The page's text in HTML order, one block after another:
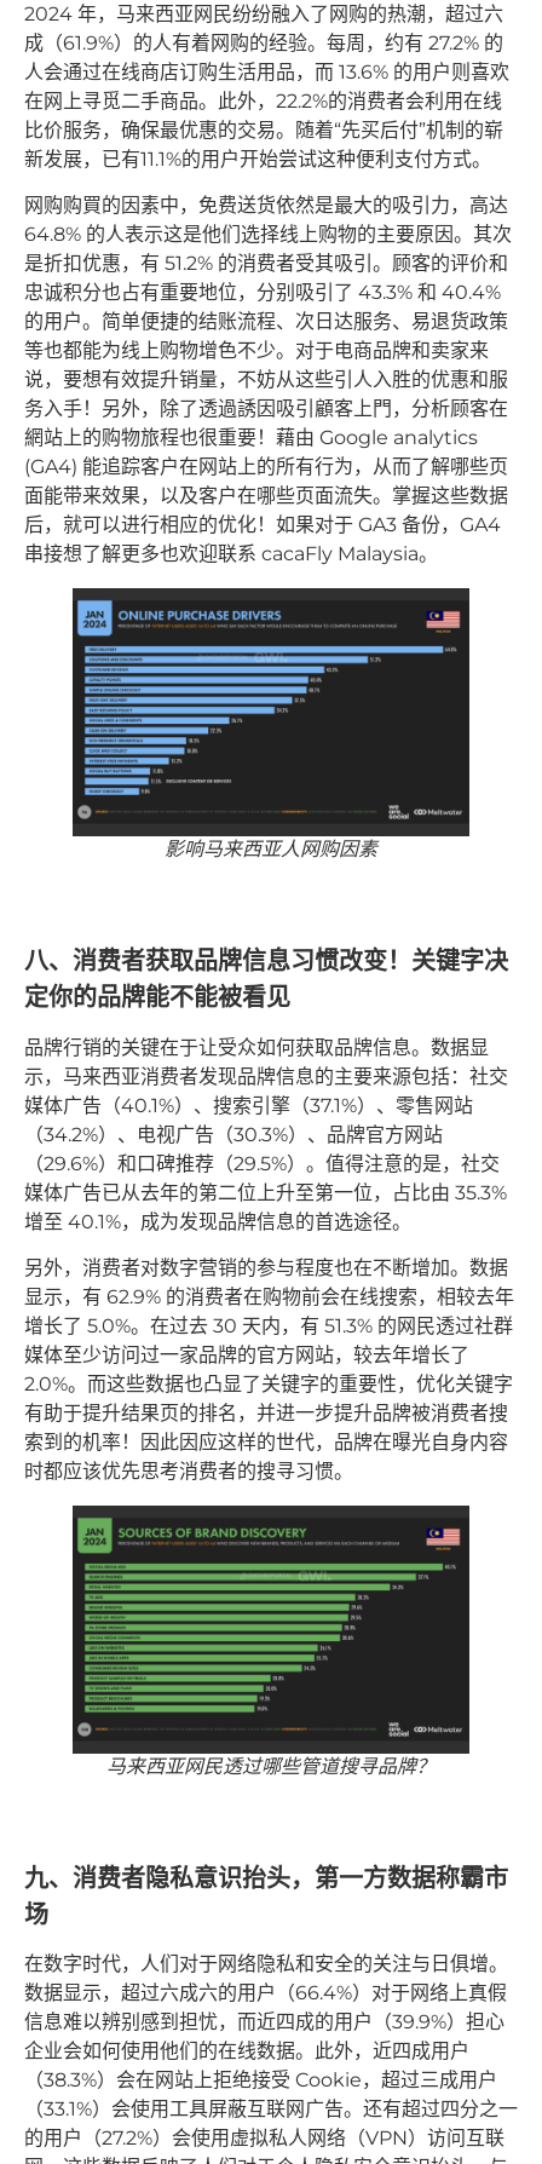
2024 年，马来西亚网民纷纷融入了网购的热潮，超过六
成（61.9%）的人有着网购的经验。每周，约有 27.2% 的
人会通过在线商店订购生活用品，而 13.6% 的用户则喜欢
在网上寻觅二手商品。此外，22.2%的消费者会利用在线
比价服务，确保最优惠的交易。随着“先买后付”机制的崭
新发展，已有11.1%的用户开始尝试这种便利支付方式。
网购购買的因素中，免费送货依然是最大的吸引力，高达
64.8% 的人表示这是他们选择线上购物的主要原因。其次
是折扣优惠，有 51.2% 的消费者受其吸引。顾客的评价和
忠诚积分也占有重要地位，分别吸引了 43.3% 和 40.4%
的用户。简单便捷的结账流程、次日达服务、易退货政策
等也都能为线上购物增色不少。对于电商品牌和卖家来
说，要想有效提升销量，不妨从这些引人入胜的优惠和服
务入手！另外，除了透過誘因吸引顧客上門，分析顾客在
網站上的购物旅程也很重要！藉由 Google analytics
(GA4) 能追踪客户在网站上的所有行为，从而了解哪些页
面能带来效果，以及客户在哪些页面流失。掌握这些数据
后，就可以进行相应的优化！如果对于 GA3 备份，GA4
串接想了解更多也欢迎联系 cacaFly Malaysia。
影响马来西亚人网购因素
八、消费者获取品牌信息习惯改变！关键字决
定你的品牌能不能被看见
品牌行销的关键在于让受众如何获取品牌信息。数据显
示，马来西亚消费者发现品牌信息的主要来源包括：社交
媒体广告（40.1%）、搜索引擎（37.1%）、零售网站
（34.2%）、电视广告（30.3%）、品牌官方网站
（29.6%）和口碑推荐（29.5%）。值得注意的是，社交
媒体广告已从去年的第二位上升至第一位，占比由 35.3%
增至 40.1%，成为发现品牌信息的首选途径。
另外，消费者对数字营销的参与程度也在不断增加。数据
显示，有 62.9% 的消费者在购物前会在线搜索，相较去年
增长了 5.0%。在过去 30 天内，有 51.3% 的网民透过社群
媒体至少访问过一家品牌的官方网站，较去年增长了
2.0%。而这些数据也凸显了关键字的重要性，优化关键字
有助于提升结果页的排名，并进一步提升品牌被消费者搜
索到的机率！因此因应这样的世代，品牌在曝光自身内容
时都应该优先思考消费者的搜寻习惯。
马来西亚网民透过哪些管道搜寻品牌？
九、消费者隐私意识抬头，第一方数据称霸市
场
在数字时代，人们对于网络隐私和安全的关注与日俱增。
数据显示，超过六成六的用户（66.4%）对于网络上真假
信息难以辨别感到担忧，而近四成的用户（39.9%）担心
企业会如何使用他们的在线数据。此外，近四成用户
（38.3%）会在网站上拒绝接受 Cookie，超过三成用户
（33.1%）会使用工具屏蔽互联网广告。还有超过四分之一
的用户（27.2%）会使用虚拟私人网络（VPN）访问互联